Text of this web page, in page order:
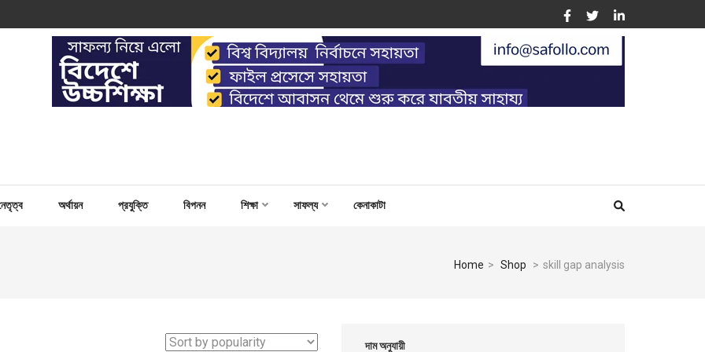
FOR CAPACITY BUILDING
অর্থায়ন প্রযুক্তি বিপনন শিক্ষা সাফল্য কেনাকাটা
Home > Shop > skill gap analysis
দাম অনুযায়ী